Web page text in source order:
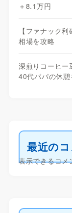
＋8.1万円
【ファナック
相場を攻略
深煎りコーヒー
40代パパの休
最近の
表示できるコメ